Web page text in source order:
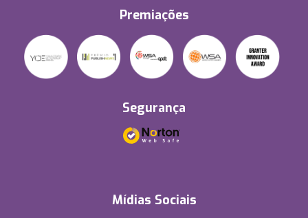
Premiações
Segurança
Mídias Sociais